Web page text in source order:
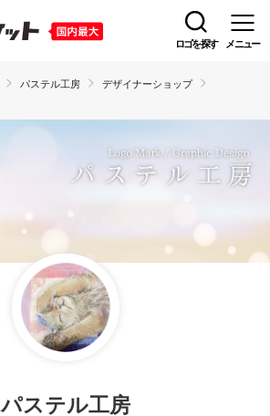
ロゴを探す メニュー
パステル工房
デザイナーショップ
パステル工房